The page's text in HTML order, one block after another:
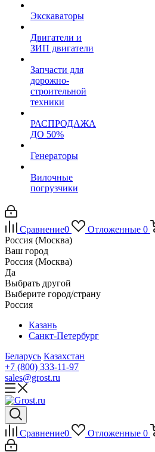
Экскаваторы
Двигатели и
ЗИП двигатели
Запчасти для
дорожно-
строительной
техники
РАСПРОДАЖА
ДО 50%
Генераторы
Вилочные
погрузчики
Сравнение0 Отложенные 0
Россия (Москва)
Ваш город
Россия (Москва)
Да
Выбрать другой
Выберите город/страну
Россия
Казань
Санкт-Петербург
Беларусь Казахстан
+7 (800) 333-11-97
sales@grost.ru
Сравнение0 Отложенные 0